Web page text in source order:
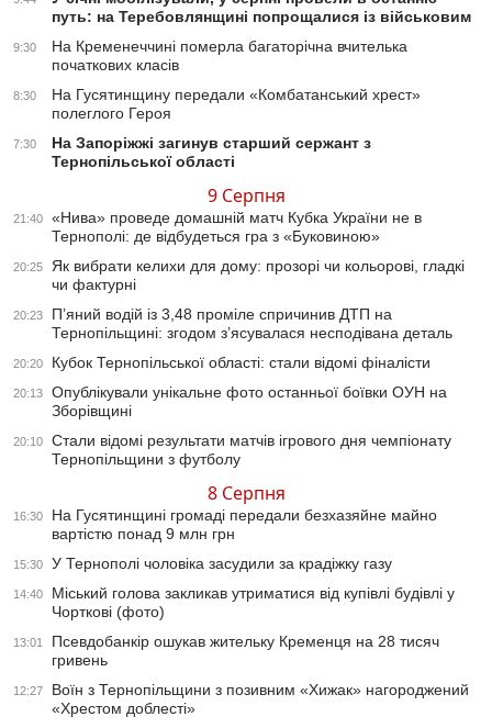
путь: на Теребовлянщині попрощалися із військовим
9:30
На Кременеччині померла багаторічна вчителька
початкових класів
8:30
На Гусятинщину передали «Комбатанський хрест»
полеглого Героя
7:30
На Запоріжжі загинув старший сержант з
Тернопільської області
9 Серпня
21:40
«Нива» проведе домашній матч Кубка України не в
Тернополі: де відбудеться гра з «Буковиною»
20:25
Як вибрати келихи для дому: прозорі чи кольорові, гладкі
чи фактурні
20:23
П’яний водій із 3,48 проміле спричинив ДТП на
Тернопільщині: згодом з’ясувалася несподівана деталь
20:20 Кубок Тернопільської області: стали відомі фіналісти
20:13
Опублікували унікальне фото останньої боївки ОУН на
Зборівщині
20:10
Стали відомі результати матчів ігрового дня чемпіонату
Тернопільщини з футболу
8 Серпня
16:30
На Гусятинщині громаді передали безхазяйне майно
вартістю понад 9 млн грн
15:30 У Тернополі чоловіка засудили за крадіжку газу
14:40
Міський голова закликав утриматися від купівлі будівлі у
Чорткові (фото)
13:01
Псевдобанкір ошукав жительку Кременця на 28 тисяч
гривень
12:27
Воїн з Тернопільщини з позивним «Хижак» нагороджений
«Хрестом доблесті»